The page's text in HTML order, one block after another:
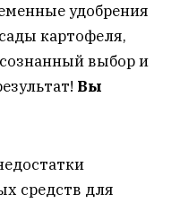
удобрения
картофеля,
выбор и
Вы
средств для